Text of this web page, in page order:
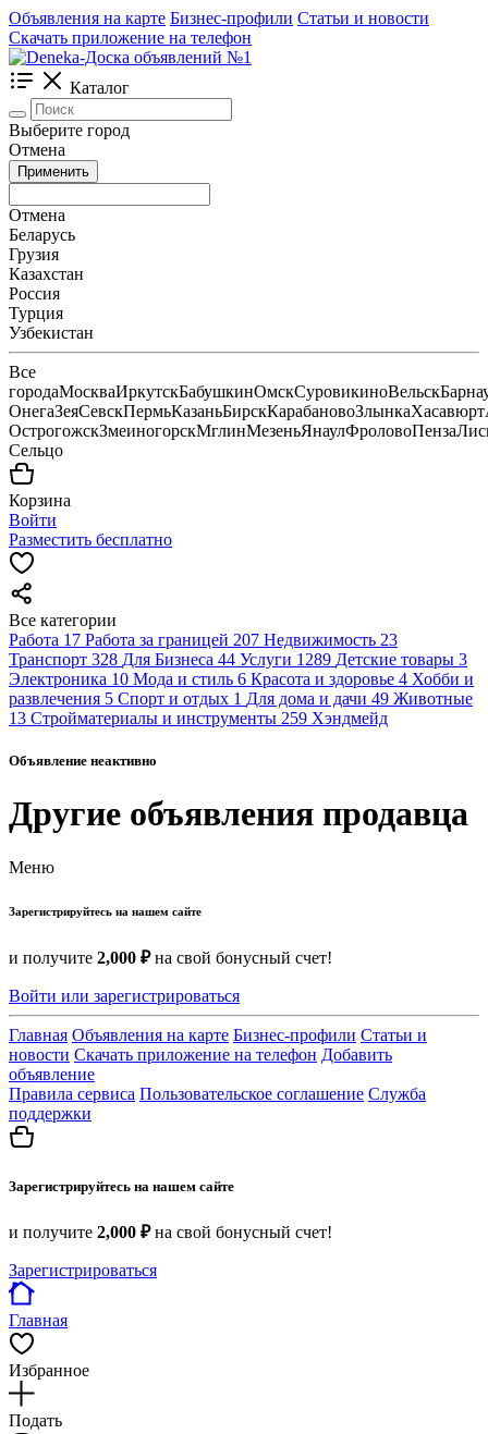
Объявления на карте Бизнес-профили Статьи и новости
Скачать приложение на телефон
Каталог
Выберите город
Отмена
Применить
Отмена
Беларусь
Грузия
Казахстан
Россия
Турция
Узбекистан
Все
городаМоскваИркутскБабушкинОмскСуровикиноВельск
ОнегаЗеяСевскПермьКазаньБирскКарабановоЗлынкаХасавюрт
ОстрогожскЗмеиногорскМглинМезеньЯнаулФроловоПенза
Сельцо
Корзина
Войти
Разместить бесплатно
Все категории
Работа 17 Работа за границей 207 Недвижимость 23
Транспорт 328 Для Бизнеса 44 Услуги 1289 Детские товары 3
Электроника 10 Мода и стиль 6 Красота и здоровье 4 Хобби и
развлечения 5 Спорт и отдых 1 Для дома и дачи 49 Животные
13 Стройматериалы и инструменты 259 Хэндмейд
Объявление неактивно
Другие объявления продавца
Меню
Зарегистрируйтесь на нашем сайте
и получите 2,000 ₽на свой бонусный счет!
Войти или зарегистрироваться
Главная Объявления на карте Бизнес-профили Статьи и
новости Скачать приложение на телефон Добавить
объявление
Правила сервиса Пользовательское соглашение Служба
поддержки
Зарегистрируйтесь на нашем сайте
и получите 2,000 ₽на свой бонусный счет!
Зарегистрироваться
Главная
Избранное
Подать